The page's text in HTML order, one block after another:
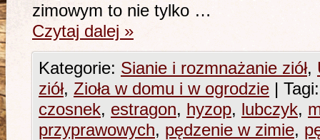
zimowym to nie tylko …
Czytaj dalej »
Kategorie: Sianie i rozmnażanie ziół,
ziół, Zioła w domu i w ogrodzie | Tagi:
czosnek, estragon, hyzop, lubczyk,
przyprawowych, pędzenie w zimie,